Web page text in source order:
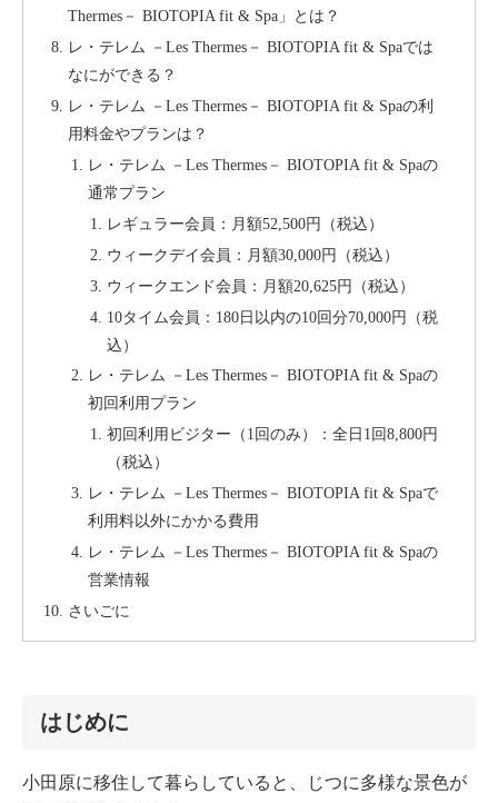
Thermes－ BIOTOPIA fit & Spa」とは？
レ・テレム －Les Thermes－ BIOTOPIA fit & Spaでは
なにができる？
レ・テレム －Les Thermes－ BIOTOPIA fit & Spaの利
用料金やプランは？
レ・テレム －Les Thermes－ BIOTOPIA fit & Spaの
通常プラン
レギュラー会員：月額52,500円（税込）
ウィークデイ会員：月額30,000円（税込）
ウィークエンド会員：月額20,625円（税込）
10タイム会員：180日以内の10回分70,000円（税
込）
レ・テレム －Les Thermes－ BIOTOPIA fit & Spaの
初回利用プラン
初回利用ビジター（1回のみ）：全日1回8,800円
（税込）
レ・テレム －Les Thermes－ BIOTOPIA fit & Spaで
利用料以外にかかる費用
レ・テレム －Les Thermes－ BIOTOPIA fit & Spaの
営業情報
さいごに
はじめに
小田原に移住して暮らしていると、じつに多様な景色が